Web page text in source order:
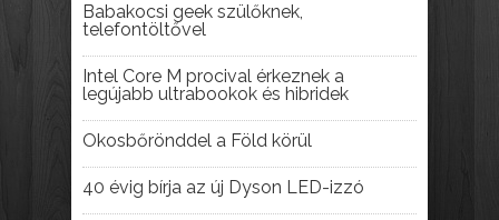
Babakocsi geek szülőknek,
telefontöltővel
Intel Core M procival érkeznek a
legújabb ultrabookok és hibridek
Okosbőrönddel a Föld körül
40 évig bírja az új Dyson LED-izzó